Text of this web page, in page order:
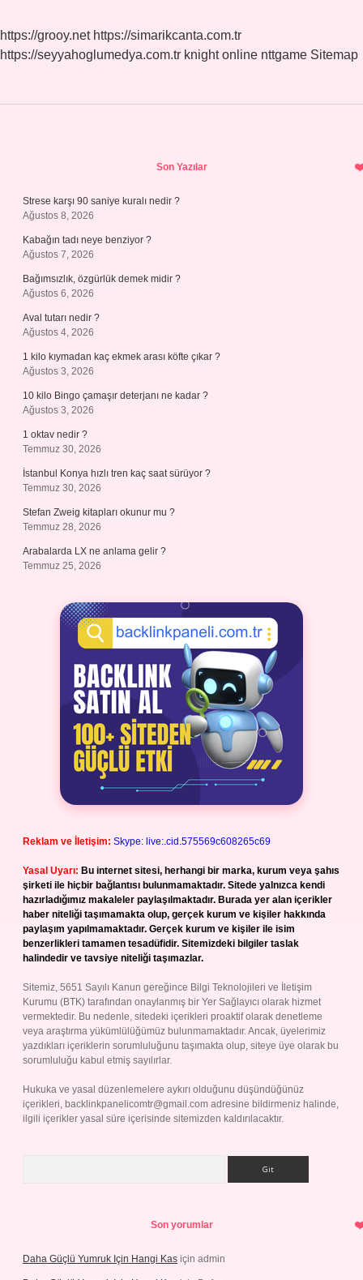
https://grooy.net https://simarikcanta.com.tr
https://seyyahoglumedya.com.tr knight online nttgame Sitemap
Son Yazılar
Strese karşı 90 saniye kuralı nedir ?
Ağustos 8, 2026
Kabağın tadı neye benziyor ?
Ağustos 7, 2026
Bağımsızlık, özgürlük demek midir ?
Ağustos 6, 2026
Aval tutarı nedir ?
Ağustos 4, 2026
1 kilo kıymadan kaç ekmek arası köfte çıkar ?
Ağustos 3, 2026
10 kilo Bingo çamaşır deterjanı ne kadar ?
Ağustos 3, 2026
1 oktav nedir ?
Temmuz 30, 2026
İstanbul Konya hızlı tren kaç saat sürüyor ?
Temmuz 30, 2026
Stefan Zweig kitapları okunur mu ?
Temmuz 28, 2026
Arabalarda LX ne anlama gelir ?
Temmuz 25, 2026
Reklam ve İletişim: Skype: live:.cid.575569c608265c69
Yasal Uyarı: Bu internet sitesi, herhangi bir marka, kurum veya şahıs
şirketi ile hiçbir bağlantısı bulunmamaktadır. Sitede yalnızca kendi
hazırladığımız makaleler paylaşılmaktadır. Burada yer alan içerikler
haber niteliği taşımamakta olup, gerçek kurum ve kişiler hakkında
paylaşım yapılmamaktadır. Gerçek kurum ve kişiler ile isim
benzerlikleri tamamen tesadüfidir. Sitemizdeki bilgiler taslak
halindedir ve tavsiye niteliği taşımazlar.
Sitemiz, 5651 Sayılı Kanun gereğince Bilgi Teknolojileri ve İletişim
Kurumu (BTK) tarafından onaylanmış bir Yer Sağlayıcı olarak hizmet
vermektedir. Bu nedenle, sitedeki içerikleri proaktif olarak denetleme
veya araştırma yükümlülüğümüz bulunmamaktadır. Ancak, üyelerimiz
yazdıkları içeriklerin sorumluluğunu taşımakta olup, siteye üye olarak bu
sorumluluğu kabul etmiş sayılırlar.
Hukuka ve yasal düzenlemelere aykırı olduğunu düşündüğünüz
içerikleri, backlinkpanelicomtr@gmail.com adresine bildirmeniz halinde,
ilgili içerikler yasal süre içerisinde sitemizden kaldırılacaktır.
Son yorumlar
Daha Güçlü Yumruk Için Hangi Kas için admin